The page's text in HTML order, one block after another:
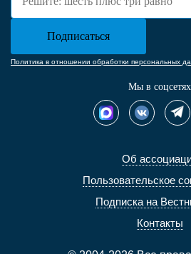
Об
Пользовательское
Подписка на
Контакты
Политика в отношении обработки персональных
Мы в соцсетях